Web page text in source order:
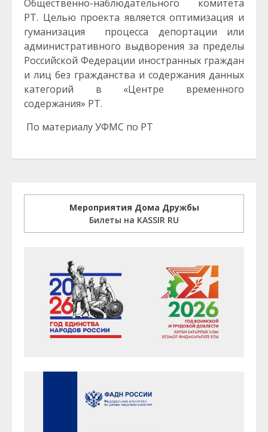
Общественно-наблюдательного комитета
РТ. Целью проекта является оптимизация и
гуманизация процесса депортации или
административного выдворения за пределы
Российской Федерации иностранных граждан
и лиц без гражданства и содержания данных
категорий в «Центре временного
содержания» РТ.
По материалу УФМС по РТ
Мероприятия Дома Дружбы
Билеты на KASSIR RU